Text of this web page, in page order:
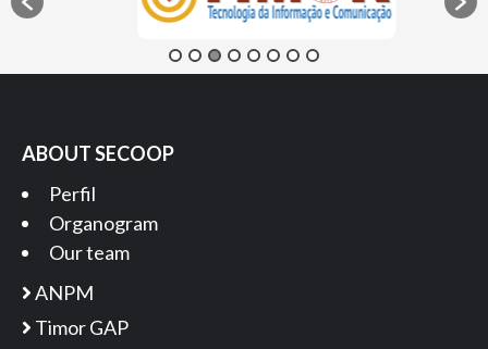
ABOUT SECOOP
Perfil
Organogram
Our team
ANPM
Timor GAP